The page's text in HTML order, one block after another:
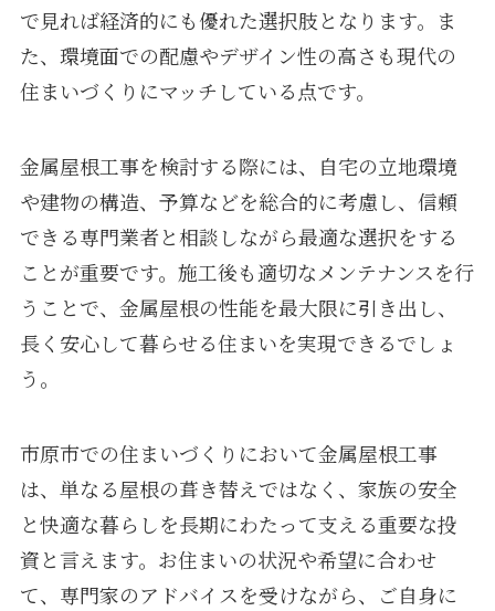
で見れば経済的にも優れた選択肢となります。ま
た、環境面での配慮やデザイン性の高さも現代の
住まいづくりにマッチしている点です。
金属屋根工事を検討する際には、自宅の立地環境
や建物の構造、予算などを総合的に考慮し、信頼
できる専門業者と相談しながら最適な選択をする
ことが重要です。施工後も適切なメンテナンスを行
うことで、金属屋根の性能を最大限に引き出し、
長く安心して暮らせる住まいを実現できるでしょ
う。
市原市での住まいづくりにおいて金属屋根工事
は、単なる屋根の葺き替えではなく、家族の安全
と快適な暮らしを長期にわたって支える重要な投
資と言えます。お住まいの状況や希望に合わせ
て、専門家のアドバイスを受けながら、ご自身に